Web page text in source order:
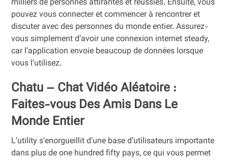
milliers de personnes attirantes et réussies. Ensuite, vous
pouvez vous connecter et commencer à rencontrer et
discuter avec des personnes du monde entier. Assurez-
vous simplement d’avoir une connexion internet steady,
car l’application envoie beaucoup de données lorsque
vous l’utilisez.
Chatu – Chat Vidéo Aléatoire :
Faites-vous Des Amis Dans Le
Monde Entier
L’utility s’enorgueillit d’une base d’utilisateurs importante
dans plus de one hundred fifty pays, ce qui vous permet